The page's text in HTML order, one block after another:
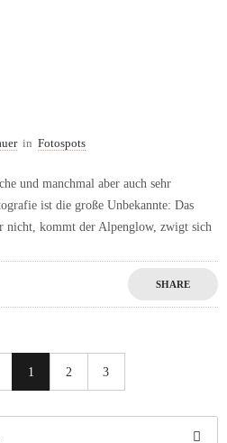
in Fotospots
und manchmal aber auch sehr
ist die große Unbekannte: Das
nicht, kommt der Alpenglow, zwigt sich
SHARE
1 2 3